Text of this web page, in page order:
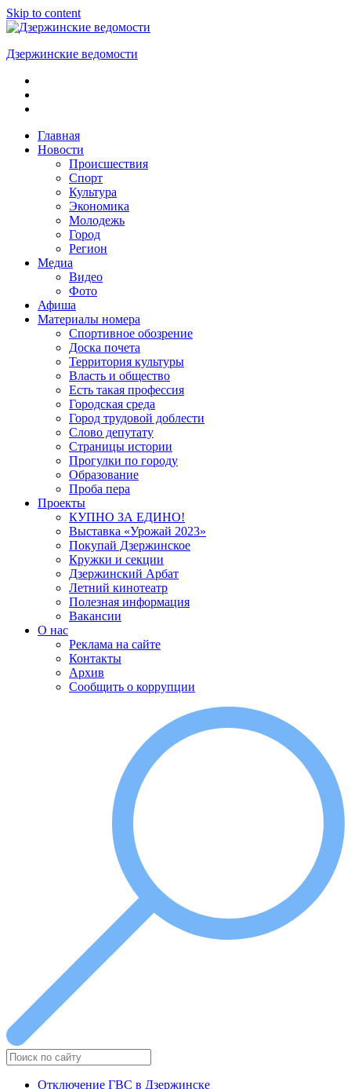
Skip to content
Дзержинские ведомости
ОБЩЕСТВЕННО-
ПОЛИТИЧЕСКАЯ
ГАЗЕТАГлавная
Новости
Происшествия
Спорт
Культура
Экономика
Молодежь
Город
Регион
Медиа
Видео
Фото
Афиша
Материалы номера
Спортивное обозрение
Доска почета
Территория культуры
Власть и общество
Есть такая профессия
Городская среда
Город трудовой доблести
Слово депутату
Страницы истории
Прогулки по городу
Образование
Проба пера
Проекты
КУПНО ЗА ЕДИНО!
Выставка «Урожай 2023»
Покупай Дзержинское
Кружки и секции
Дзержинский Арбат
Летний кинотеатр
Полезная информация
Вакансии
О нас
Реклама на сайте
Контакты
Архив
Сообщить о коррупции
Отключение ГВС в Дзержинске